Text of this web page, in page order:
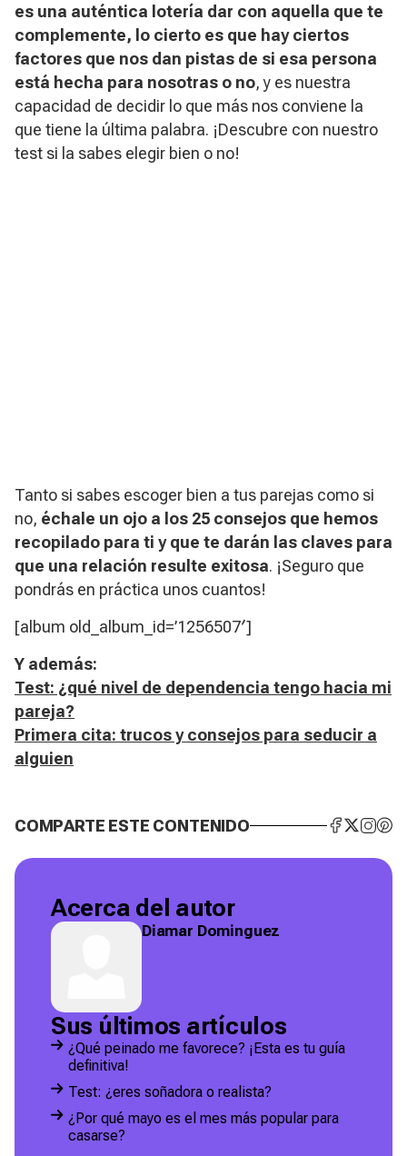
es una auténtica lotería dar con aquella que te
complemente, lo cierto es que hay ciertos
factores que nos dan pistas de si esa persona
está hecha para nosotras o no, y es nuestra
capacidad de decidir lo que más nos conviene la
que tiene la última palabra. ¡Descubre con nuestro
test si la sabes elegir bien o no!
Tanto si sabes escoger bien a tus parejas como si
no, échale un ojo a los 25 consejos que hemos
recopilado para ti y que te darán las claves para
que una relación resulte exitosa. ¡Seguro que
pondrás en práctica unos cuantos!
[album old_album_id=’1256507′]
Y además:
Test: ¿qué nivel de dependencia tengo hacia mi
pareja?
Primera cita: trucos y consejos para seducir a
alguien
COMPARTE ESTE CONTENIDO
Acerca del autor
Diamar Dominguez
Sus últimos artículos
¿Qué peinado me favorece? ¡Esta es tu guía
definitiva!
Test: ¿eres soñadora o realista?
¿Por qué mayo es el mes más popular para
casarse?